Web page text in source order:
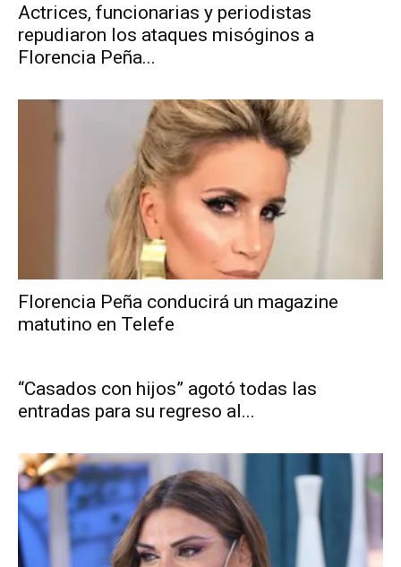
Actrices, funcionarias y periodistas
repudiaron los ataques misóginos a
Florencia Peña...
Florencia Peña conducirá un magazine
matutino en Telefe
“Casados con hijos” agotó todas las
entradas para su regreso al...